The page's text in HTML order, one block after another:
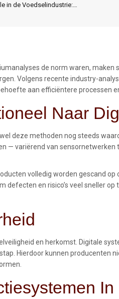
in de Voedselindustrie:…
de norm waren, maken
Volgens recente industry-
aan efficiëntere processen
Naar
deze methoden nog steeds
— variërend van
volledig worden gescand
en risico’s veel sneller
en herkomst. Digitale
Hierdoor kunnen producenten